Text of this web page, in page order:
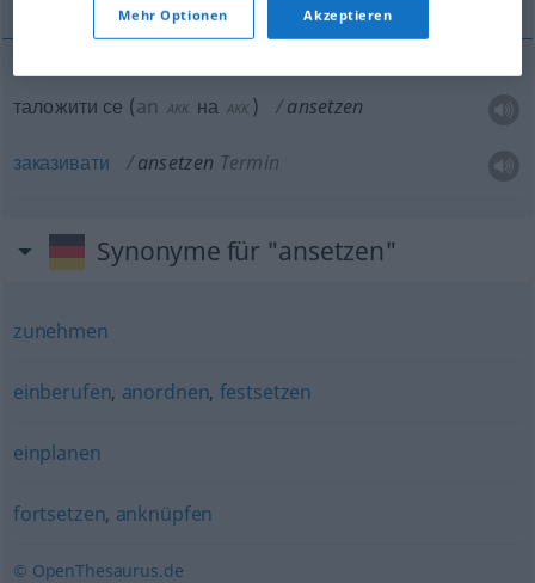
таложити се (an AKK на AKK ) ansetzen
заказивати ansetzen Termin
Synonyme für "ansetzen"
zunehmen
einberufen, anordnen, festsetzen
einplanen
fortsetzen, anknüpfen
© OpenThesaurus.de
Mehr Optionen Akzeptieren